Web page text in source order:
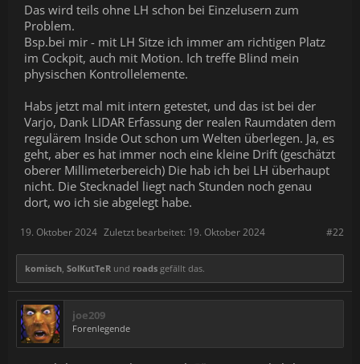
Das wird teils ohne LH schon bei Einzelusern zum
Problem.
Bsp.bei mir - mit LH Sitze ich immer am richtigen Platz
im Cockpit, auch mit Motion. Ich treffe Blind mein
physischen Kontrollelemente.
Habs jetzt mal mit intern getestet, und das ist bei der
Varjo, Dank LIDAR Erfassung der realen Raumdaten dem
regulärem Inside Out schon um Welten überlegen. Ja, es
geht, aber es hat immer noch eine kleine Drift (geschätzt
oberer Millimeterbereich) Die hab ich bei LH überhaupt
nicht. Die Stecknadel liegt nach Stunden noch genau
dort, wo ich sie abgelegt habe.
#22
19. Oktober 2024 Zuletzt bearbeitet: 19. Oktober 2024
komisch SolKutTeR und roads gefällt das.
joe209
Forenlegende